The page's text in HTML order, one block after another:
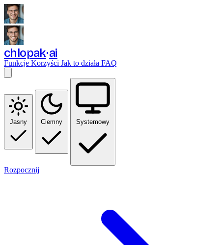
chlopak ai
Funkcje Korzyści Jak to działa FAQ
Jasny Ciemny Systemowy
Rozpocznij